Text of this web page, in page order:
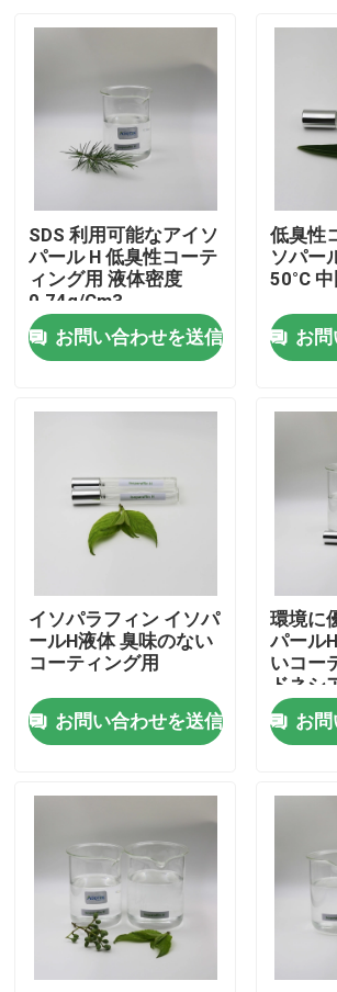
家
ビデオ
私達について
工場旅行
品質管理
ニュース
場合
Isoparaffinの液体
SDS 利用可能なアイソ
パール H 低臭性コーテ
ィング用 液体密度
0.74g/Cm3
お問い合わせを送信
低臭性
ソパー
50°C
お
イソパラフィン イソパ
ールH液体 臭味のない
コーティング用
お問い合わせを送信
環境に
パール
いコー
ドネシ
お